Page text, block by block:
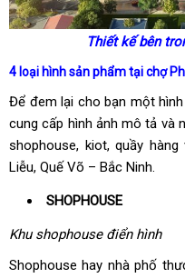
Thiết kế bên
4 loại hình sản phẩm tại chợ
Để đem lại cho bạn một
cung cấp hình ảnh mô tả và
shophouse, kiot, quầy
Liễu, Quế Võ – Bắc Ninh.
SHOPHOUSE
Khu shophouse điển hình
Shophouse hay nhà phố